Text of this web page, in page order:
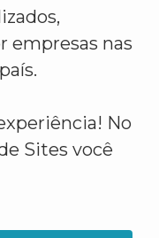
empresas nas
No
Sites você